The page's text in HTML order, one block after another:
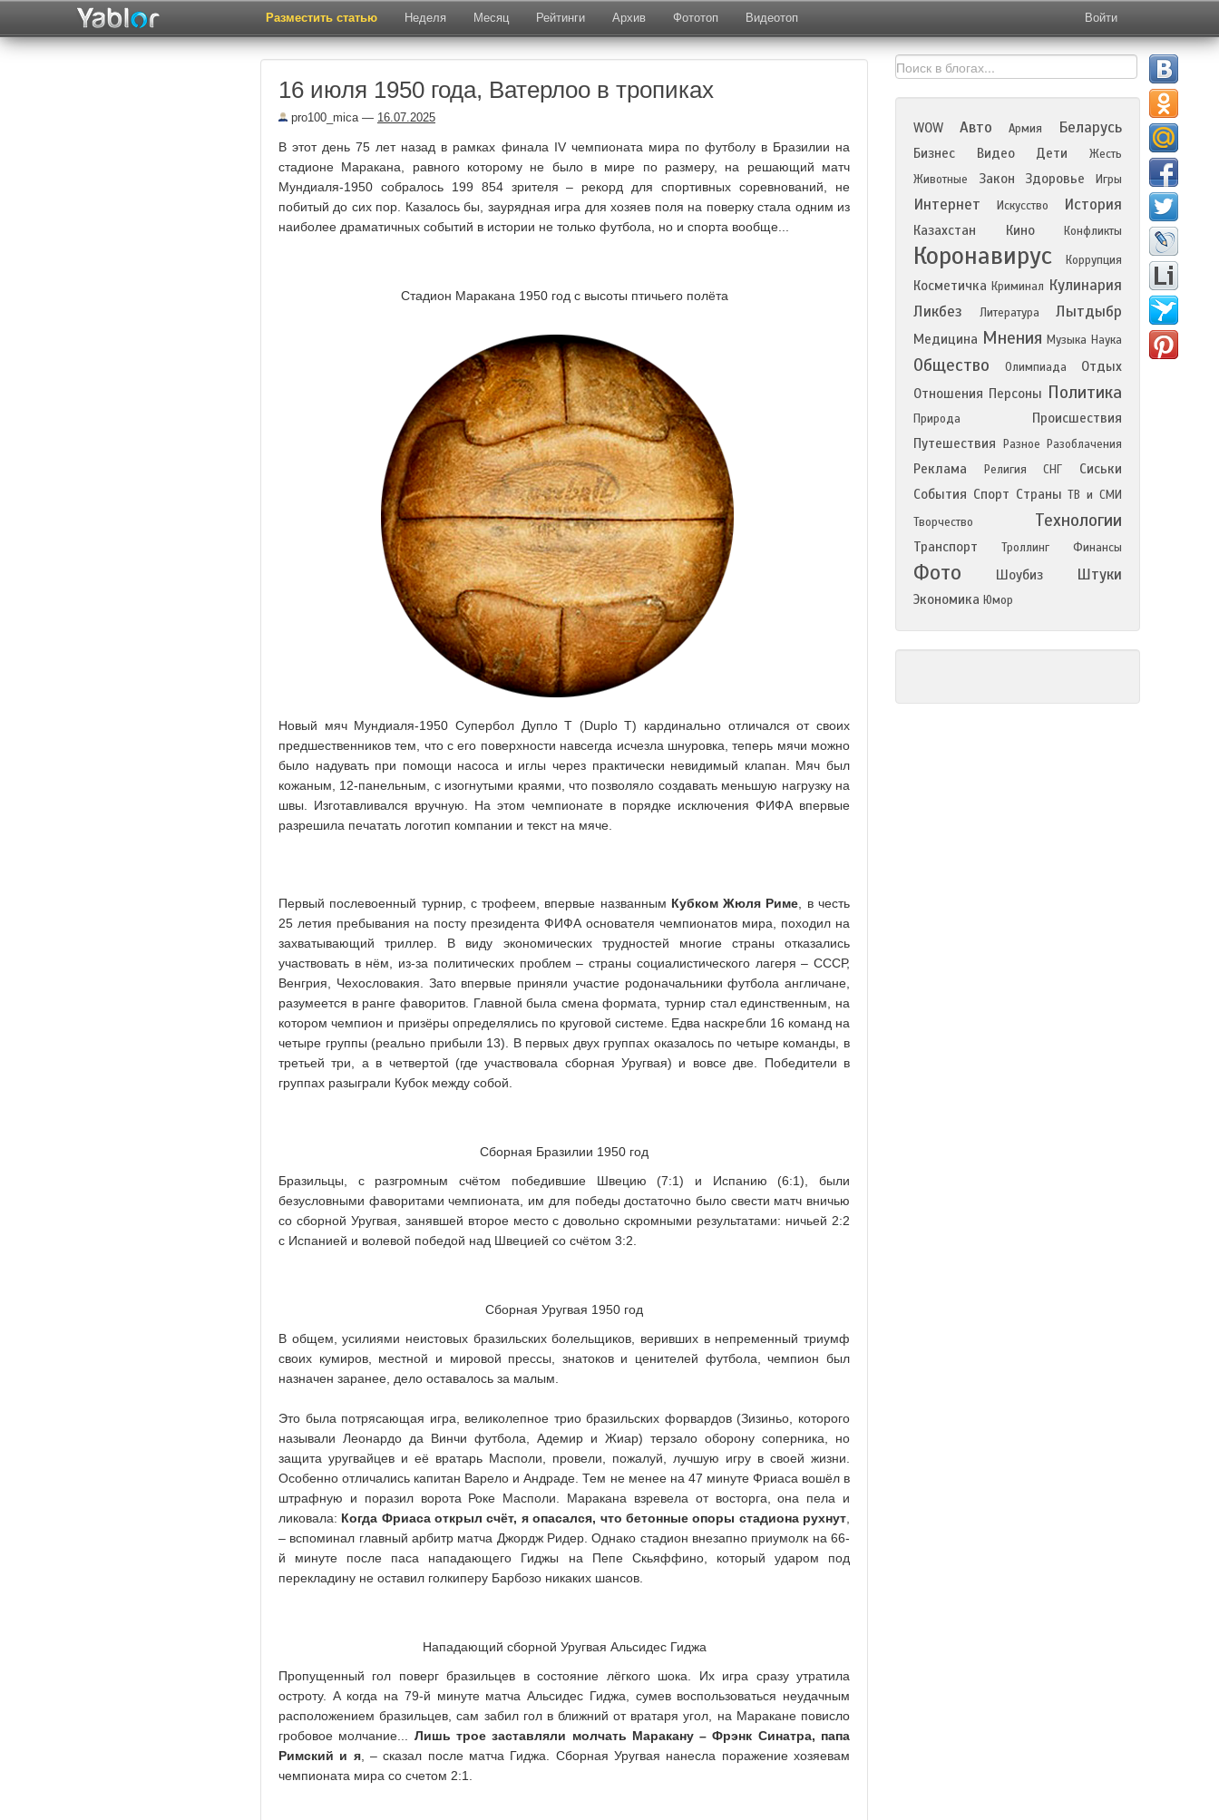
Разместить статью Неделя Месяц Рейтинги Архив Фототоп Видеотоп Войти
16 июля 1950 года, Ватерлоо в тропиках
pro100_mica— 16.07.2025
В этот день 75 лет назад в рамках финала IV чемпионата мира по футболу в Бразилии на
стадионе Маракана, равного которому не было в мире по размеру, на решающий матч
Мундиаля-1950 собралось 199 854 зрителя – рекорд для спортивных соревнований, не
побитый до сих пор. Казалось бы, заурядная игра для хозяев поля на поверку стала одним из
наиболее драматичных событий в истории не только футбола, но и спорта вообще...
Стадион Маракана 1950 год с высоты птичьего полёта
Новый мяч Мундиаля-1950 Супербол Дупло Т (Duplo T) кардинально отличался от своих
предшественников тем, что с его поверхности навсегда исчезла шнуровка, теперь мячи можно
было надувать при помощи насоса и иглы через практически невидимый клапан. Мяч был
кожаным, 12-панельным, с изогнутыми краями, что позволяло создавать меньшую нагрузку на
швы. Изготавливался вручную. На этом чемпионате в порядке исключения ФИФА впервые
разрешила печатать логотип компании и текст на мяче.
Первый послевоенный турнир, с трофеем, впервые названным Кубком Жюля Риме , в честь
25 летия пребывания на посту президента ФИФА основателя чемпионатов мира, походил на
захватывающий триллер. В виду экономических трудностей многие страны отказались
участвовать в нём, из-за политических проблем – страны социалистического лагеря – СССР,
Венгрия, Чехословакия. Зато впервые приняли участие родоначальники футбола англичане,
разумеется в ранге фаворитов. Главной была смена формата, турнир стал единственным, на
котором чемпион и призёры определялись по круговой системе. Едва наскребли 16 команд на
четыре группы (реально прибыли 13). В первых двух группах оказалось по четыре команды, в
третьей три, а в четвертой (где участвовала сборная Уругвая) и вовсе две. Победители в
группах разыграли Кубок между собой.
Сборная Бразилии 1950 год
Бразильцы, с разгромным счётом победившие Швецию (7:1) и Испанию (6:1), были
безусловными фаворитами чемпионата, им для победы достаточно было свести матч вничью
со сборной Уругвая, занявшей второе место с довольно скромными результатами: ничьей 2:2
с Испанией и волевой победой над Швецией со счётом 3:2.
Сборная Уругвая 1950 год
В общем, усилиями неистовых бразильских болельщиков, веривших в непременный триумф
своих кумиров, местной и мировой прессы, знатоков и ценителей футбола, чемпион был
назначен заранее, дело оставалось за малым.
Это была потрясающая игра, великолепное трио бразильских форвардов (Зизиньо, которого
называли Леонардо да Винчи футбола, Адемир и Жиар) терзало оборону соперника, но
защита уругвайцев и её вратарь Масполи, провели, пожалуй, лучшую игру в своей жизни.
Особенно отличались капитан Варело и Андраде. Тем не менее на 47 минуте Фриаса вошёл в
штрафную и поразил ворота Роке Масполи. Маракана взревела от восторга, она пела и
ликовала: Когда Фриаса открыл счёт, я опасался, что бетонные опоры стадиона рухнут
– вспоминал главный арбитр матча Джордж Ридер. Однако стадион внезапно приумолк на 66-
й минуте после паса нападающего Гиджы на Пепе Скьяффино, который ударом под
перекладину не оставил голкиперу Барбозо никаких шансов.
Нападающий сборной Уругвая Альсидес Гиджа
Пропущенный гол поверг бразильцев в состояние лёгкого шока. Их игра сразу утратила
остроту. А когда на 79-й минуте матча Альсидес Гиджа, сумев воспользоваться неудачным
расположением бразильцев, сам забил гол в ближний от вратаря угол, на Маракане повисло
гробовое молчание... Лишь трое заставляли молчать Маракану – Фрэнк Синатра, папа
Римский и я, – сказал после матча Гиджа. Сборная Уругвая нанесла поражение хозяевам
чемпионата мира со счетом 2:1.
WOW Авто Армия Беларусь
Бизнес Видео Дети
Жесть
Животные
Закон Здоровье Игры
Интернет Искусство История
Казахстан Кино Конфликты
Коронавирус Коррупция
Косметичка Криминал Кулинария
Ликбез
Литература Лытдыбр
Медицина Мнения Музыка Наука
Общество Олимпиада
Отдых
Отношения Персоны Политика
Природа
Происшествия
Путешествия
Разное Разоблачения
Реклама Религия СНГ
Сиськи
События Спорт Страны ТВ и СМИ
Творчество
Технологии
Транспорт Троллинг Финансы
Фото Шоубиз Штуки
Экономика Юмор